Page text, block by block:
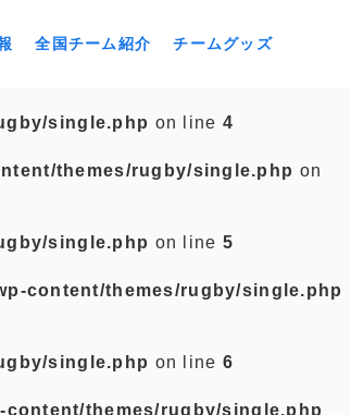
全国チーム紹介 チームグッズ
single.php on line 4
themes/rugby/single.php on
single.php on line 5
content/themes/rugby/single.php
single.php on line 6
themes/rugby/single.php